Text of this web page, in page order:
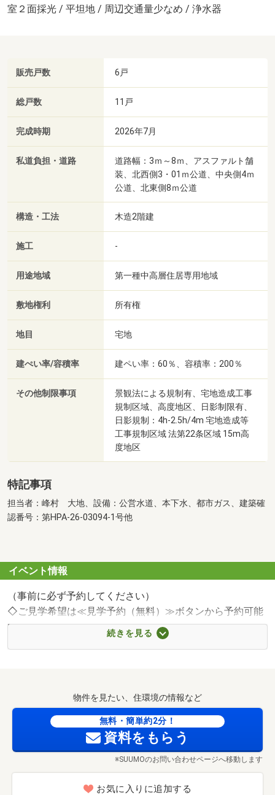
室２面採光 / 平坦地 / 周辺交通量少なめ / 浄水器
販売戸数 6戸
総戸数 11戸
完成時期 2026年7月
私道負担・道路
道路幅：3ｍ～8ｍ、アスファルト舗
装、北西側3・01ｍ公道、中央側4ｍ
公道、北東側8ｍ公道
構造・工法 木造2階建
施工 -
用途地域 第一種中高層住居専用地域
敷地権利 所有権
地目 宅地
建ぺい率/容積率 建ペい率：60％、容積率：200％
その他制限事項
景観法による規制有、宅地造成工事
規制区域、高度地区、日影制限有、
日影規制：4h-2.5h/4m 宅地造成等
工事規制区域 法第22条区域 15m高
度地区
特記事項
担当者：峰村 大地、設備：公営水道、本下水、都市ガス、建築確
認番号：第HPA-26-03094-1号他
イベント情報
（事前に必ず予約してください）
◇ご見学希望は≪見学予約（無料）≫ボタンから予約可能
です◇
当日見学希望の際は、電話ボタン（青色）からお気軽にご
◆当物件は、飯田グループホールディングス唯一の販売会
ホームトレードセンターの社員が物件のご案内をさせてい
続きを見る
物件を見たい、住環境の情報など
無料・簡単約2分！
資料をもらう
※SUUMOのお問い合わせページへ移動します
お気に入りに追加する